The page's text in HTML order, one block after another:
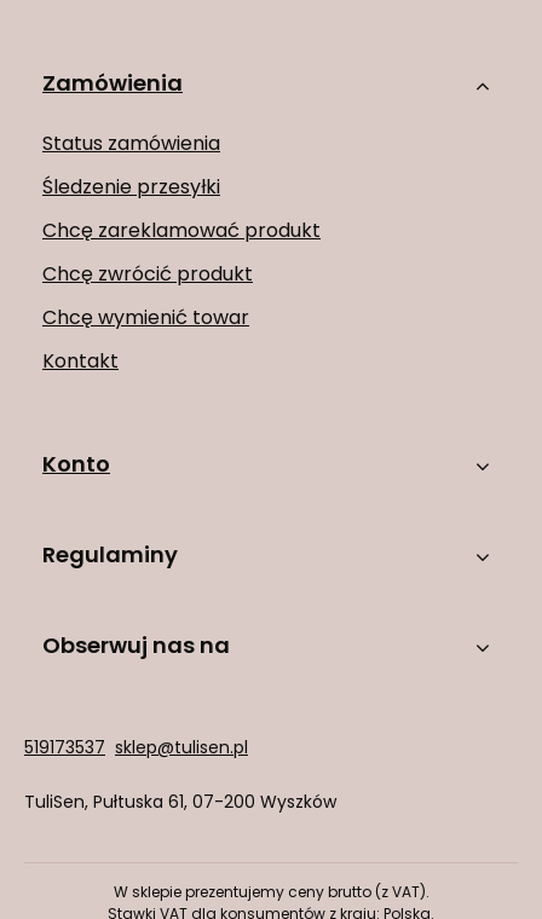
Zamówienia
Status zamówienia
Śledzenie przesyłki
Chcę zareklamować produkt
Chcę zwrócić produkt
Chcę wymienić towar
Kontakt
Konto
Regulaminy
Obserwuj nas na
519173537 sklep@tulisen.pl
TuliSen, Pułtuska 61, 07-200 Wyszków
W sklepie prezentujemy ceny brutto (z VAT).
Stawki VAT dla konsumentów z kraju: Polska.